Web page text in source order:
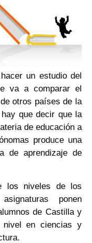
un estudio del
va a comparar el
otros países de la
que decir que la
de educación a
produce una
de aprendizaje de
los niveles de los
ponen
de Castilla y
nivel en ciencias y